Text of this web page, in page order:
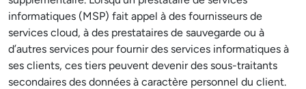
informatiques (MSP) fait appel à des fournisseurs de
services cloud, à des prestataires de sauvegarde ou à
d’autres services pour fournir des services informatiques à
ses clients, ces tiers peuvent devenir des sous-traitants
secondaires des données à caractère personnel du client.